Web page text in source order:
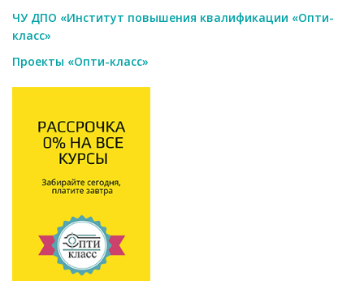
ЧУ ДПО «Институт повышения квалификации «Опти-
класс»
Проекты «Опти-класс»